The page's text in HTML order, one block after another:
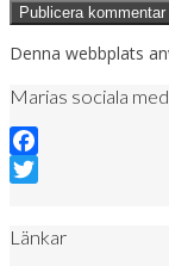
Denna webbplats
Marias sociala
Facebook
Länkar